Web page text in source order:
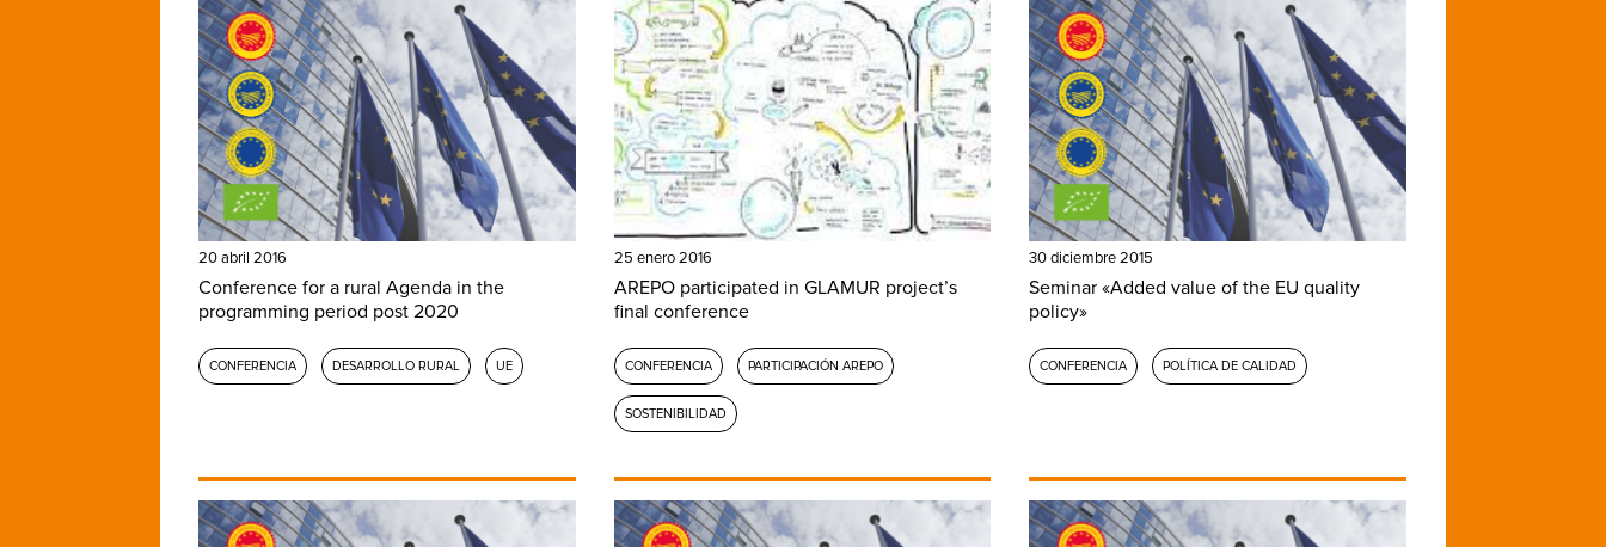
20 abril 2016
Conference for a rural Agenda in the
programming period post 2020
CONFERENCIA DESARROLLO RURAL UE
25 enero 2016
AREPO participated in GLAMUR project’s
final conference
CONFERENCIA PARTICIPACIÓN AREPO
SOSTENIBILIDAD
30 diciembre 2015
Seminar «Added value of the EU quality
policy»
CONFERENCIA POLÍTICA DE CALIDAD